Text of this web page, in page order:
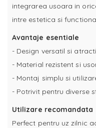
integrarea usoara in
intre estetica si
Avantaje esentiale
- Design versatil si
- Material rezistent si
- Montaj simplu si
- Potrivit pentru diverse
Utilizare recomandata
Perfect pentru uz zilnic